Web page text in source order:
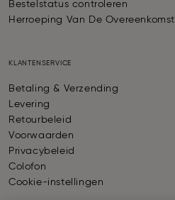
Bestelstatus controleren
Herroeping Van De Overeenkomst
KLANTENSERVICE
Betaling & Verzending
Levering
Retourbeleid
Voorwaarden
Privacybeleid
Colofon
Cookie-instellingen